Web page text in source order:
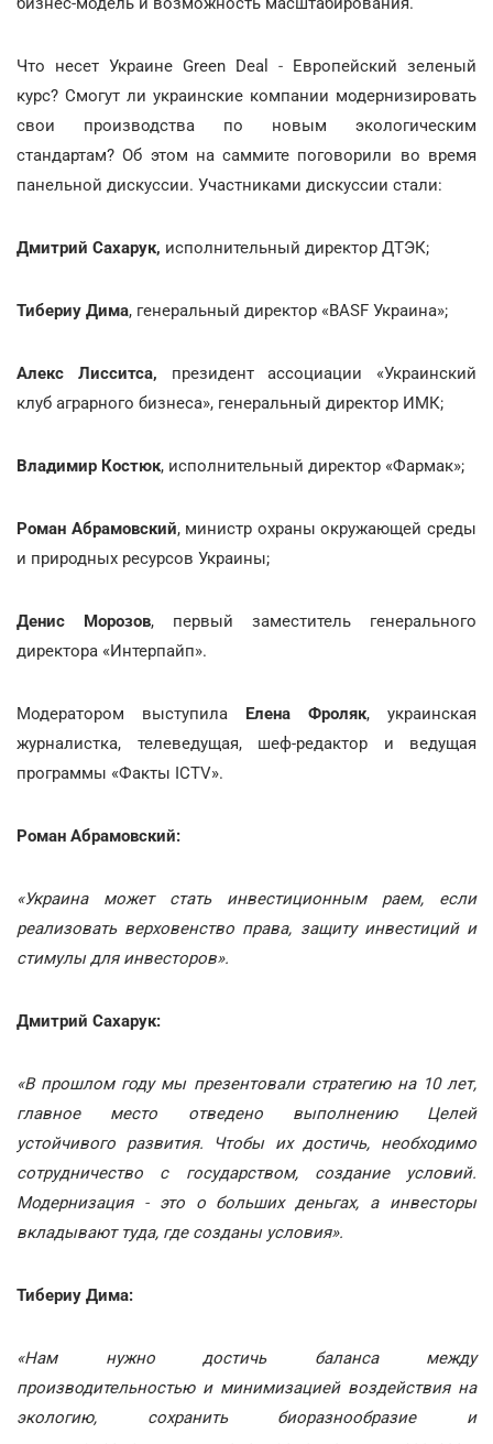
Что несет Украине Green Deal - Европейский зеленый
курс? Смогут ли украинские компании модернизировать
свои производства по новым экологическим
стандартам? Об этом на саммите поговорили во время
панельной дискуссии. Участниками дискуссии стали:
Дмитрий Сахарук, исполнительный директор ДТЭК;
Тибериу Дима, генеральный директор «BASF Украина»;
Алекс Лисситса, президент ассоциации «Украинский
клуб аграрного бизнеса», генеральный директор ИМК;
Владимир Костюк, исполнительный директор «Фармак»;
Роман Абрамовский, министр охраны окружающей среды
и природных ресурсов Украины;
Денис Морозов, первый заместитель генерального
директора «Интерпайп».
Модератором выступила Елена Фроляк, украинская
журналистка, телеведущая, шеф-редактор и ведущая
программы «Факты ICTV».
Роман Абрамовский:
«Украина может стать инвестиционным раем, если
реализовать верховенство права, защиту инвестиций и
стимулы для инвесторов».
Дмитрий Сахарук:
«В прошлом году мы презентовали стратегию на 10 лет,
главное место отведено выполнению Целей
устойчивого развития. Чтобы их достичь, необходимо
сотрудничество с государством, создание условий.
Модернизация -это о больших деньгах, а инвесторы
вкладывают туда, где созданы условия».
Тибериу Дима:
«Нам нужно достичь баланса между
производительностью и минимизацией воздействия на
экологию, сохранить биоразнообразие и